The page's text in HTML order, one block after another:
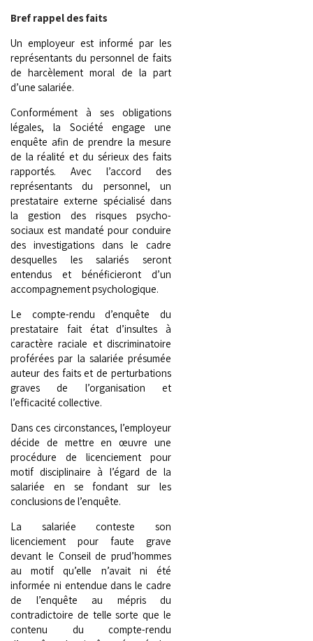
Bref rappel des faits
Un employeur est informé par les
représentants du personnel de faits
de harcèlement moral de la part
d’une salariée.
Conformément à ses obligations
légales, la Société engage une
enquête afin de prendre la mesure
de la réalité et du sérieux des faits
rapportés. Avec l’accord des
représentants du personnel, un
prestataire externe spécialisé dans
la gestion des risques psycho-
sociaux est mandaté pour conduire
des investigations dans le cadre
desquelles les salariés seront
entendus et bénéficieront d’un
accompagnement psychologique.
Le compte-rendu d’enquête du
prestataire fait état d’insultes à
caractère raciale et discriminatoire
proférées par la salariée présumée
auteur des faits et de perturbations
graves de l’organisation et
l’efficacité collective.
Dans ces circonstances, l’employeur
décide de mettre en œuvre une
procédure de licenciement pour
motif disciplinaire à l’égard de la
salariée en se fondant sur les
conclusions de l’enquête.
La salariée conteste son
licenciement pour faute grave
devant le Conseil de prud’hommes
au motif qu’elle n’avait ni été
informée ni entendue dans le cadre
de l’enquête au mépris du
contradictoire de telle sorte que le
contenu du compte-rendu